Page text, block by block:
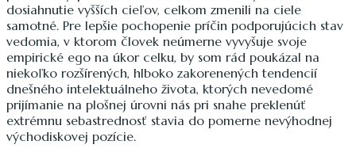
dosiahnutie vyšších cieľov, celkom zmenili na ciele
samotné. Pre lepšie pochopenie príčin podporujúcich stav
vedomia, v ktorom človek neúmerne vyvyšuje svoje
empirické ego na úkor celku, by som rád poukázal na
niekoľko rozšírených, hlboko zakorenených tendencií
dnešného intelektuálneho života, ktorých nevedomé
prijímanie na plošnej úrovni nás pri snahe preklenúť
extrémnu sebastrednosť stavia do pomerne nevýhodnej
východiskovej pozície.